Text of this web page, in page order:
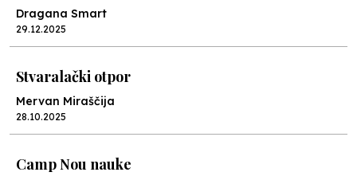
Dragana Smart
29.12.2025
Stvaralački otpor
Mervan Miraščija
28.10.2025
Camp Nou nauke